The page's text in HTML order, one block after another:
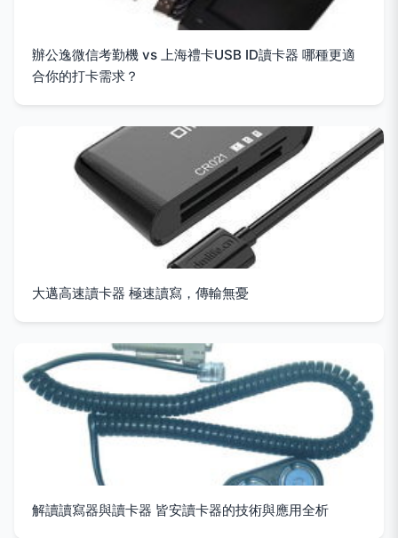
辦公逸微信考勤機 vs 上海禮卡USB ID讀卡器 哪種更適
合你的打卡需求？
大邁高速讀卡器 極速讀寫，傳輸無憂
解讀讀寫器與讀卡器 皆安讀卡器的技術與應用全析